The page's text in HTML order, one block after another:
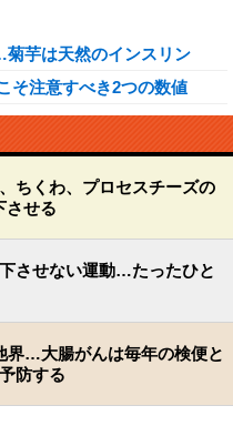
芋は天然のインスリン
そ注意すべき2つの数値
ちくわ、プロセスチーズの
させる
させない運動…たったひと
界…大腸がんは毎年の検便と
防する